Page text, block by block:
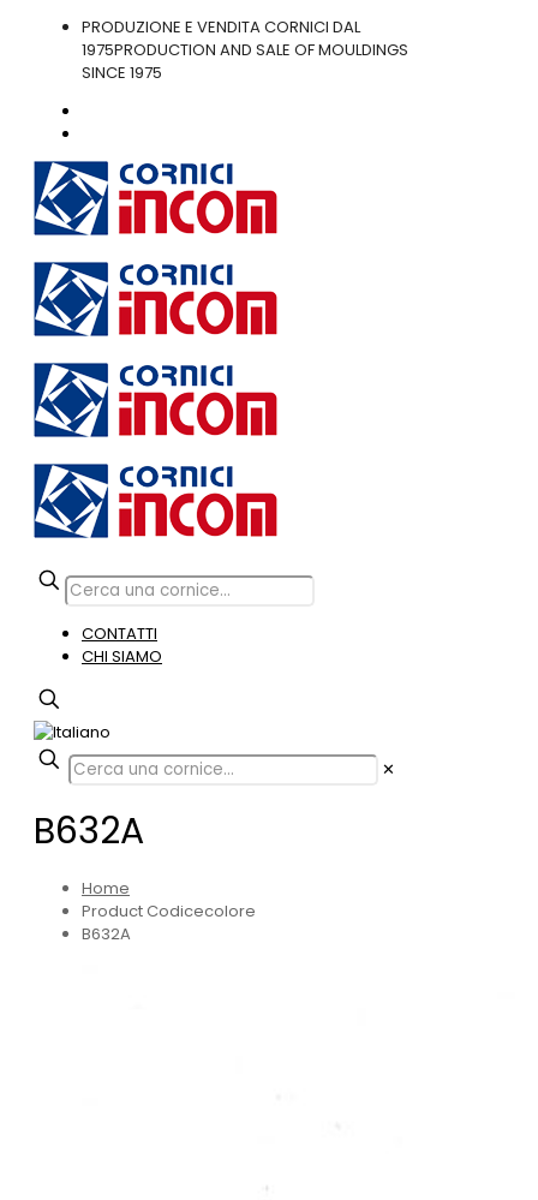
PRODUZIONE E VENDITA CORNICI DAL
1975PRODUCTION AND SALE OF MOULDINGS
SINCE 1975
CONTATTI
CHI SIAMO
✕
B632A
Home
Product Codicecolore
B632A